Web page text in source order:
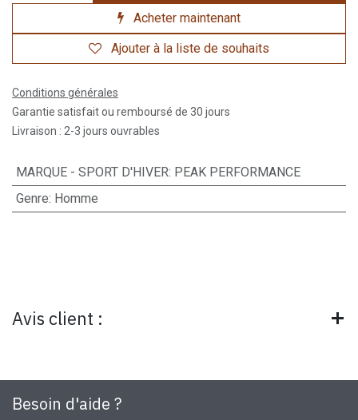
Acheter maintenant
Ajouter à la liste de souhaits
Conditions générales
Garantie satisfait ou remboursé de 30 jours
Livraison : 2-3 jours ouvrables
MARQUE - SPORT D'HIVER: PEAK PERFORMANCE
Genre: Homme
Avis client :
Besoin d'aide ?